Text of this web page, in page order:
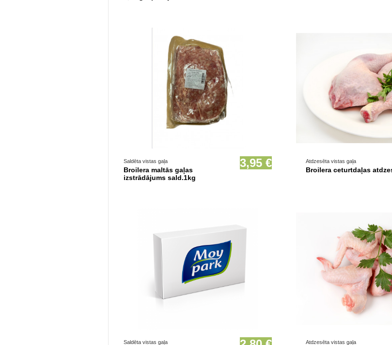
Saldēta vistas gaļa
Broilera maltās gaļas
izstrādājums sald.1kg
3,95 € Atdzesēta vistas gaļa
Broilera ceturtdaļas
Saldēta vistas gaļa Atdzesēta vistas gaļa